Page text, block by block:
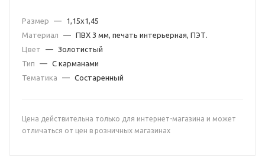
Размер —
1,15х1,45
Материал
— ПВХ 3 мм, печать интерьерная, ПЭТ.
Цвет
— Золотистый
Тип
— С карманами
Тематика
— Состаренный
Цена действительна только для интернет-магазина и может
отличаться от цен в розничных магазинах